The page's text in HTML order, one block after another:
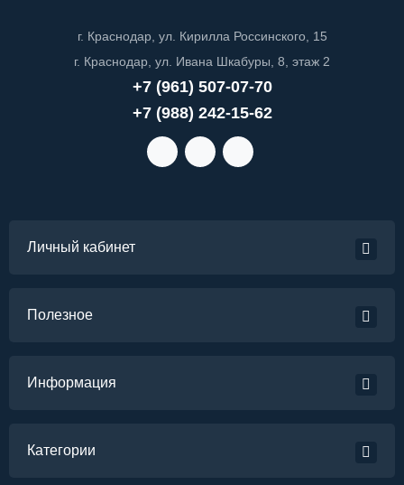
г. Краснодар, ул. Кирилла Россинского, 15
г. Краснодар, ул. Ивана Шкабуры, 8, этаж 2
+7 (961) 507-07-70
+7 (988) 242-15-62
Личный кабинет
Полезное
Информация
Категории